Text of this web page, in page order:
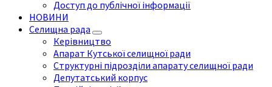
Доступ до публічної інформації
НОВИНИ
Селищна рада
Керівництво
Апарат Кутської селищної ради
Структурні підрозділи апарату селищної ради
Депутатський корпус